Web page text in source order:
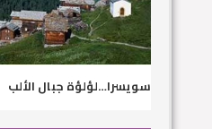
سويسرا…لؤلؤة جبال الألب